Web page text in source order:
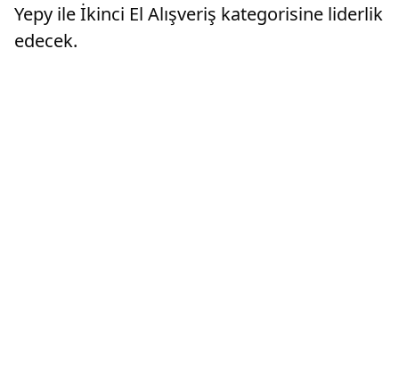
Yepy ile İkinci El Alışveriş kategorisine liderlik
edecek.